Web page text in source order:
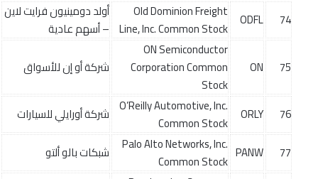
74
ODFL
Old Dominion Freight
Line, Inc. Common Stock
أولد دومينيون فرايت لاين
– أسهم عادية
75
ON
ON Semiconductor
Corporation Common
Stock
شركة أو إن للأسواق
76
ORLY
O’Reilly Automotive, Inc.
Common Stock
شركة أورايلي للسيارات
77
PANW
Palo Alto Networks, Inc.
Common Stock
شبكات بالو ألتو